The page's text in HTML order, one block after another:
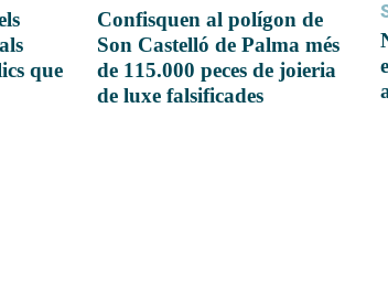
que
Confisquen al polígon de
Son Castelló de Palma més
de 115.000 peces de joieria
de luxe falsificades